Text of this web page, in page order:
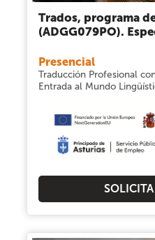
Trados, programa
(ADGG079PO).
Presencial
Traducción Profesional
Entrada al Mundo